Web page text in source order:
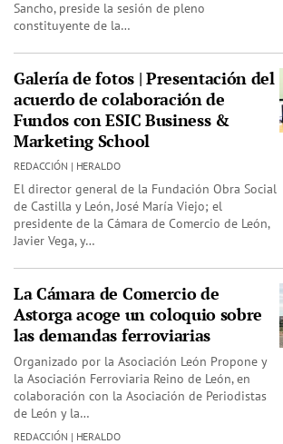
Sancho, preside la sesión de pleno
constituyente de la…
Galería de fotos | Presentación del
acuerdo de colaboración de
Fundos con ESIC Business &
Marketing School
REDACCIÓN | HERALDO
El director general de la Fundación Obra Social
de Castilla y León, José María Viejo; el
presidente de la Cámara de Comercio de León,
Javier Vega, y…
La Cámara de Comercio de
Astorga acoge un coloquio sobre
las demandas ferroviarias
Organizado por la Asociación León Propone y
la Asociación Ferroviaria Reino de León, en
colaboración con la Asociación de Periodistas
de León y la…
REDACCIÓN | HERALDO